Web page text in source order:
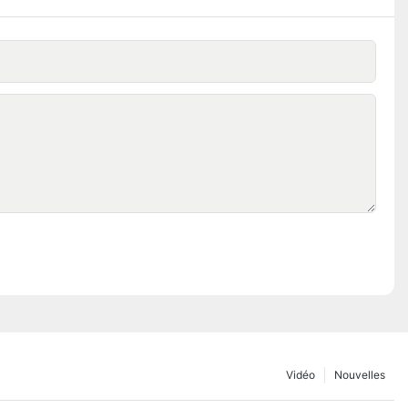
Nouvelles
Vidéo